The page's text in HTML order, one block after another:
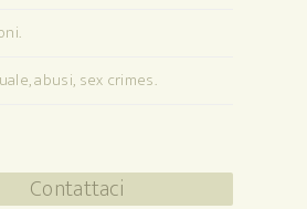
abusi, sex crimes.
Contattaci